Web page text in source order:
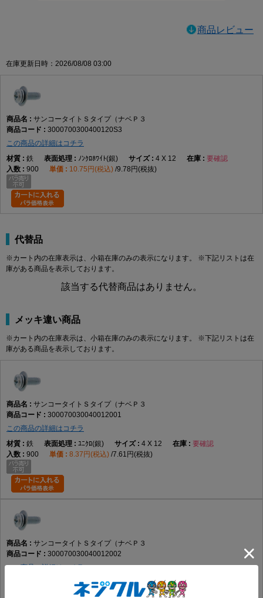
商品レビュー
在庫更新日時：2026/08/08 03:00
サンコータイトＳタイプ（ナベＰ３
3000700300400120S3
この商品の詳細はコチラ
鉄
ﾉﾝｸﾛﾎﾜｲﾄ(銀) 4 X 12
要確認
900
10.75円(税込) 9.78円(税抜)
代替品
※カート内の在庫表示は、小箱在庫のみの表示になります。 ※下記リストは在
庫がある商品を表示しております。
該当する代替商品はありません。
メッキ違い商品
※カート内の在庫表示は、小箱在庫のみの表示になります。 ※下記リストは在
庫がある商品を表示しております。
サンコータイトＳタイプ（ナベＰ３
300070030040012001
この商品の詳細はコチラ
鉄
ﾕﾆｸﾛ(銀) 4 X 12
要確認
900
8.37円(税込) 7.61円(税抜)
サンコータイトＳタイプ（ナベＰ３
300070030040012002
この商品の詳細はコチラ
ｸﾛﾒｰﾄ(黄土) 4 X 12
8.37円(税込) 7.61円(税抜)